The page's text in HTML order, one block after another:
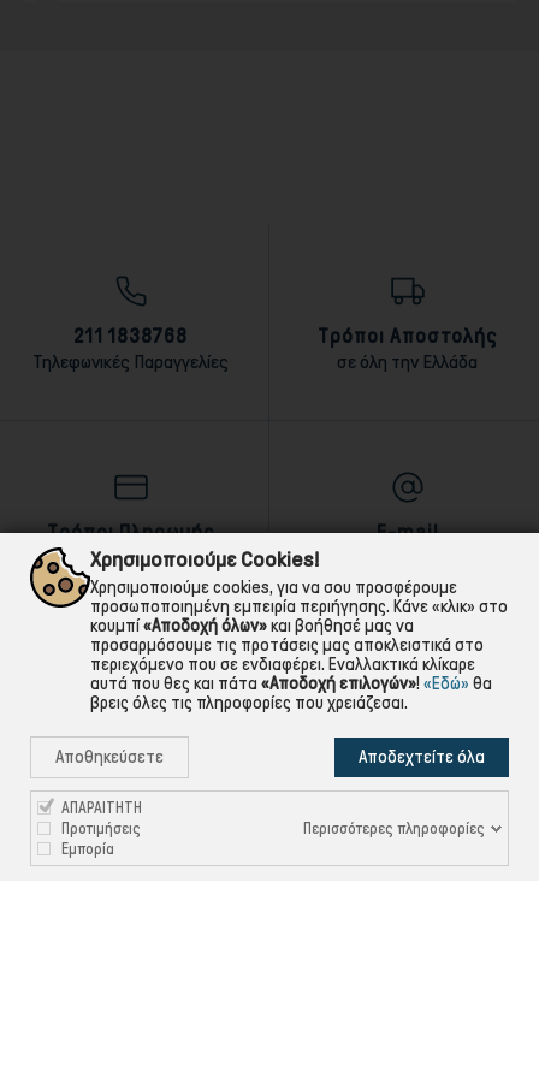
211 1838768
Τηλεφωνικές Παραγγελίες
Τρόποι Αποστολής
σε όλη την Ελλάδα
Τρόποι Πληρωμής
αντικαταβολή,κάρτα,τραπεζική
E-mail
Χρησιμοποιούμε Cookies!
Χρησιμοποιούμε cookies, για να σου προσφέρουμε
προσωποποιημένη εμπειρία περιήγησης. Κάνε «κλικ» στο
κουμπί«Αποδοχή όλων»και βοήθησέ μας να
προσαρμόσουμε τις προτάσεις μας αποκλειστικά στο
περιεχόμενο που σε ενδιαφέρει. Εναλλακτικά κλίκαρε
αυτά που θες και πάτα «Αποδοχή επιλογών»! «Εδώ» θα
βρεις όλες τις πληροφορίες που χρειάζεσαι.
Αποθηκεύσετε Αποδεχτείτε όλα
ΑΠΑΡΑΙΤΗΤΗ
Προτιμήσεις
Εμπορία
Περισσότερες πληροφορίες